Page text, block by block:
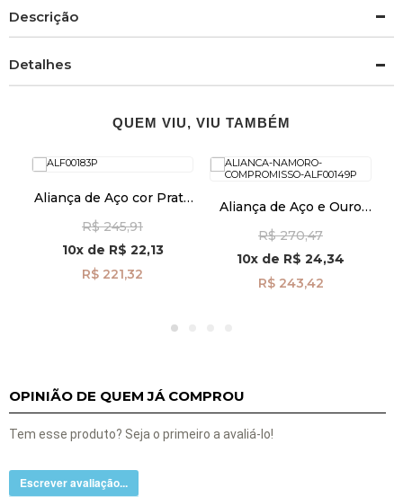
Descrição
Detalhes
QUEM VIU, VIU TAMBÉM
Aliança de Aço cor Prata
Zircônia alf381-d
R$ 245,91
10xde R$ 22,13
R$ 221,32
Aliança de Aço e Ouro
Feminina alf082l
R$ 270,47
10x de R$ 24,34
R$ 243,42
OPINIÃO DE QUEM JÁ COMPROU
Tem esse produto? Seja o primeiro a avaliá-lo!
Escrever avaliação...